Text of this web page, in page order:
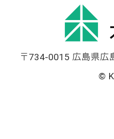
〒734-0015 広島県広
©